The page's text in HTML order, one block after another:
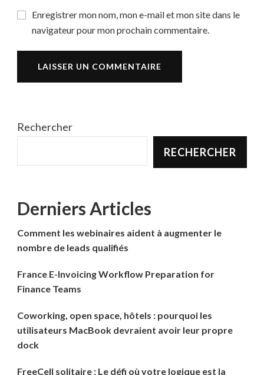
Enregistrer mon nom, mon e-mail et mon site dans le
navigateur pour mon prochain commentaire.
Rechercher
RECHERCHER
Derniers Articles
Comment les webinaires aident à augmenter le
nombre de leads qualifiés
France E-Invoicing Workflow Preparation for
Finance Teams
Coworking, open space, hôtels : pourquoi les
utilisateurs MacBook devraient avoir leur propre
dock
FreeCell solitaire : Le défi où votre logique est la